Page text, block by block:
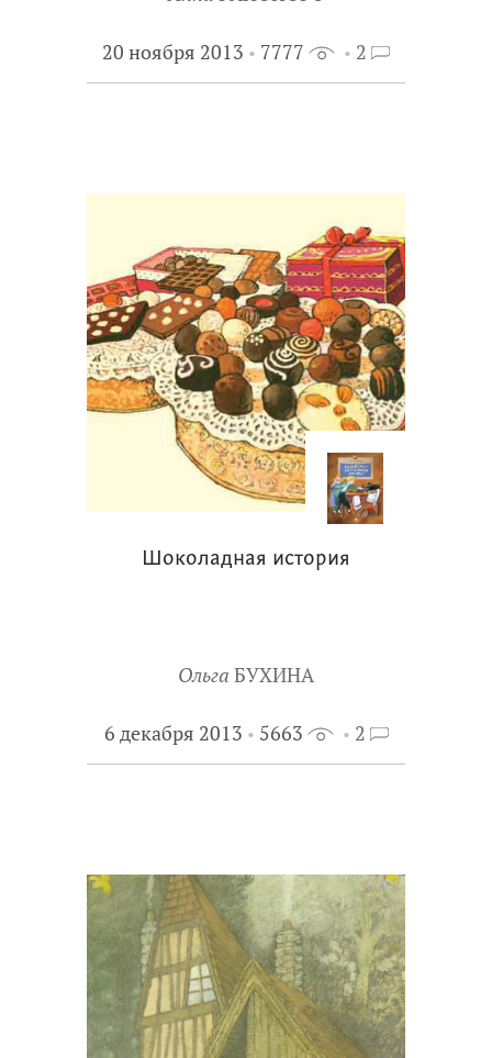
20 ноября 2013 7777 2
Шоколадная история
Ольга БУХИНА
6 декабря 2013 5663 2